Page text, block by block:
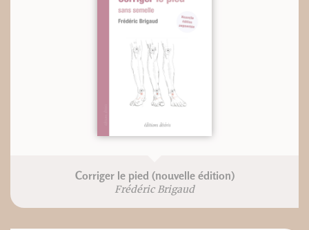
Corriger le pied (nouvelle édition)
Frédéric Brigaud